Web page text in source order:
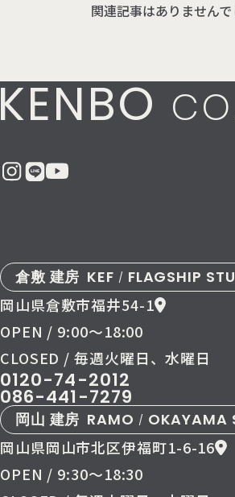
関連記事はありませんで
倉敷 建房 KEF / FLAGSHIP
岡山県倉敷市福井54-1
OPEN / 9:00〜18:00
CLOSED / 毎週火曜日、水曜日
0120-74-2012
086-441-7279
岡山 建房 RAMO / OKAYAMA
岡山県岡山市北区伊福町1-6-16
OPEN / 9:30〜18:30